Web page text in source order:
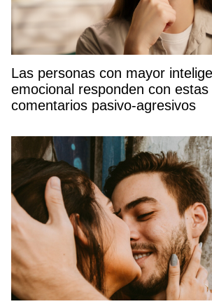
Las personas con mayor
emocional responden con
comentarios pasivo-agresivos